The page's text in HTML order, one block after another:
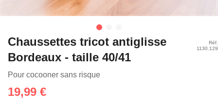
Chaussettes tricot antiglisse
Bordeaux - taille 40/41
Pour cocooner sans risque
Réf.
1130.129
19,99 €